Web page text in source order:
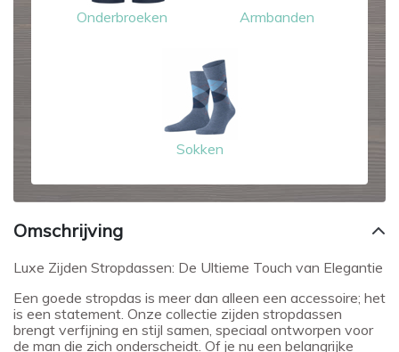
Onderbroeken Armbanden
Sokken
Omschrijving
Luxe Zijden Stropdassen: De Ultieme Touch van Elegantie
Een goede stropdas is meer dan alleen een accessoire; het
is een statement. Onze collectie zijden stropdassen
brengt verfijning en stijl samen, speciaal ontworpen voor
de man die zich onderscheidt. Of je nu een belangrijke